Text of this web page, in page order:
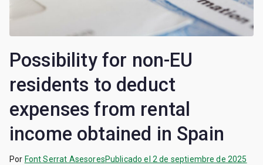
Possibility for non-EU
residents to deduct
expenses from rental
income obtained in Spain
Por Font Serrat AsesoresPublicado el 2 de septiembre de 2025